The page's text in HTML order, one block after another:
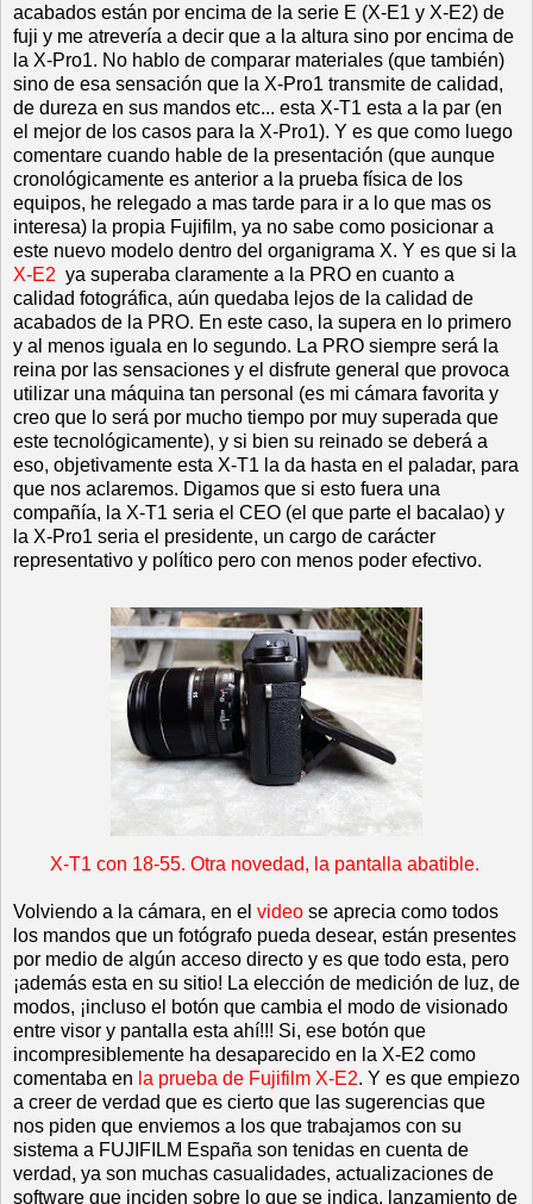
acabados están por encima de la serie E (X-E1 y X-E2) de
fuji y me atrevería a decir que a la altura sino por encima de
la X-Pro1. No hablo de comparar materiales (que también)
sino de esa sensación que la X-Pro1 transmite de calidad,
de dureza en sus mandos etc... esta X-T1 esta a la par (en
el mejor de los casos para la X-Pro1). Y es que como luego
comentare cuando hable de la presentación (que aunque
cronológicamente es anterior a la prueba física de los
equipos, he relegado a mas tarde para ir a lo que mas os
interesa) la propia Fujifilm, ya no sabe como posicionar a
este nuevo modelo dentro del organigrama X. Y es que si la
X-E2 ya superaba claramente a la PRO en cuanto a
calidad fotográfica, aún quedaba lejos de la calidad de
acabados de la PRO. En este caso, la supera en lo primero
y al menos iguala en lo segundo. La PRO siempre será la
reina por las sensaciones y el disfrute general que provoca
utilizar una máquina tan personal (es mi cámara favorita y
creo que lo será por mucho tiempo por muy superada que
este tecnológicamente), y si bien su reinado se deberá a
eso, objetivamente esta X-T1 la da hasta en el paladar, para
que nos aclaremos. Digamos que si esto fuera una
compañía, la X-T1 seria el CEO (el que parte el bacalao) y
la X-Pro1 seria el presidente, un cargo de carácter
representativo y político pero con menos poder efectivo.
X-T1 con 18-55. Otra novedad, la pantalla abatible.
Volviendo a la cámara, en el video se aprecia como todos
los mandos que un fotógrafo pueda desear, están presentes
por medio de algún acceso directo y es que todo esta, pero
¡además esta en su sitio! La elección de medición de luz, de
modos, ¡incluso el botón que cambia el modo de visionado
entre visor y pantalla esta ahí!!! Si, ese botón que
incompresiblemente ha desaparecido en la X-E2 como
comentaba en la prueba de Fujifilm X-E2. Y es que empiezo
a creer de verdad que es cierto que las sugerencias que
nos piden que enviemos a los que trabajamos con su
sistema a FUJIFILM España son tenidas en cuenta de
verdad, ya son muchas casualidades, actualizaciones de
software que inciden sobre lo que se indica, lanzamiento de